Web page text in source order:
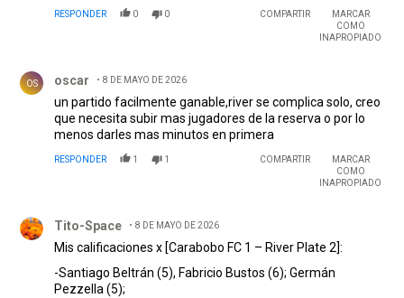
RESPONDER 0 0 COMPARTIR
MARCAR
COMO
INAPROPIADO
OS oscar 8 DE MAYO DE 2026
un partido facilmente ganable,river se complica solo, creo
que necesita subir mas jugadores de la reserva o por lo
menos darles mas minutos en primera
RESPONDER 1 1 COMPARTIR
MARCAR
COMO
INAPROPIADO
Tito-Space 8 DE MAYO DE 2026
Mis calificaciones x [Carabobo FC 1 – River Plate 2]:
-Santiago Beltrán (5), Fabricio Bustos (6); Germán
Pezzella (5);